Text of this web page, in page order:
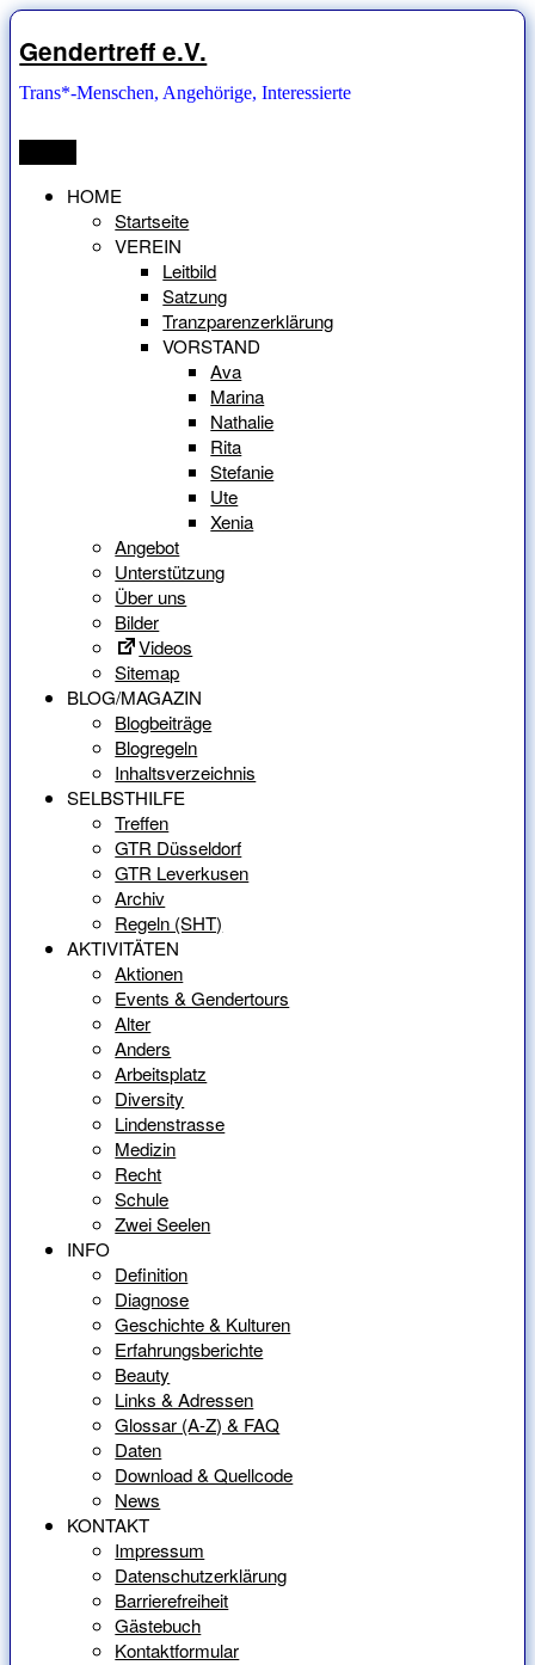
Zum
Inhalt
springen
Gendertreff e.V.
Trans*-Menschen, Angehörige, Interessierte
HOME
Startseite
VEREIN
Leitbild
Satzung
Tranzparenzerklärung
VORSTAND
Ava
Marina
Nathalie
Rita
Stefanie
Ute
Xenia
Angebot
Unterstützung
Über uns
Bilder
Videos
Sitemap
BLOG/MAGAZIN
Blogbeiträge
Blogregeln
Inhaltsverzeichnis
SELBSTHILFE
Treffen
GTR Düsseldorf
GTR Leverkusen
Archiv
Regeln (SHT)
AKTIVITÄTEN
Aktionen
Events & Gendertours
Alter
Anders
Arbeitsplatz
Diversity
Lindenstrasse
Medizin
Recht
Schule
Zwei Seelen
INFO
Definition
Diagnose
Geschichte & Kulturen
Erfahrungsberichte
Beauty
Links & Adressen
Glossar (A-Z) & FAQ
Daten
Download & Quellcode
News
KONTAKT
Impressum
Datenschutzerklärung
Barrierefreiheit
Gästebuch
Kontaktformular